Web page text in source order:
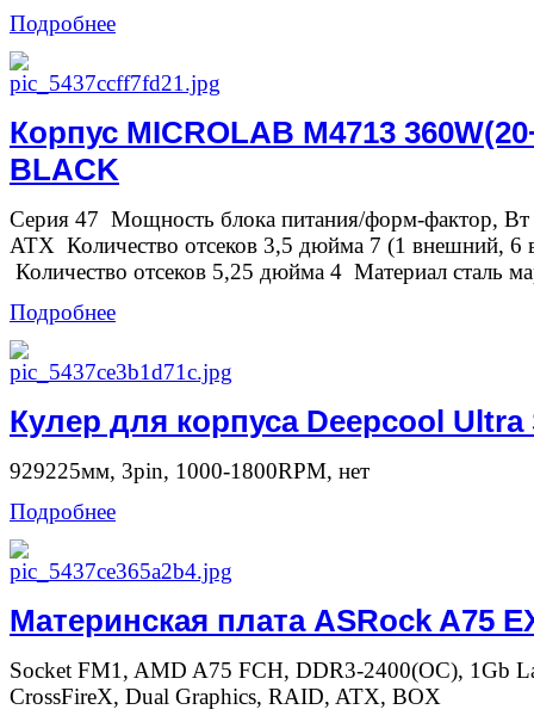
Подробнее
Корпус MICROLAB M4713
BLACK
Серия 47 Мощность блока питания/форм-фактор,
ATX Количество отсеков 3,5 дюйма 7 (1 внешний, 6
Количество отсеков 5,25 дюйма 4 Материал сталь
Подробнее
Кулер для корпуса Deepcool Ultra
929225мм, 3pin, 1000-1800RPM, нет
Подробнее
Материнская плата ASRock A75
Socket FM1, AMD A75 FCH, DDR3-2400(OC), 1Gb
CrossFireX, Dual Graphics, RAID, ATX, BOX